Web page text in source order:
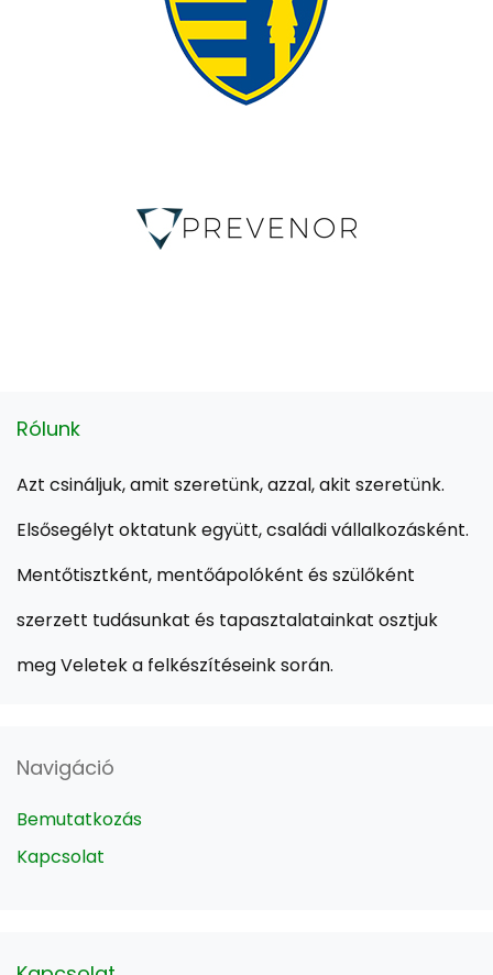
Rólunk
Azt csináljuk, amit szeretünk, azzal, akit szeretünk.
Elsősegélyt oktatunk együtt, családi vállalkozásként.
Mentőtisztként, mentőápolóként és szülőként
szerzett tudásunkat és tapasztalatainkat osztjuk
meg Veletek a felkészítéseink során.
Navigáció
Bemutatkozás
Kapcsolat